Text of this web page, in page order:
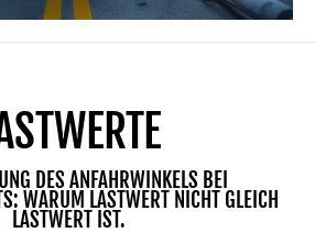
DES ANFAHRWINKELS BEI
WARUM LASTWERT NICHT GLEICH
LASTWERT IST.